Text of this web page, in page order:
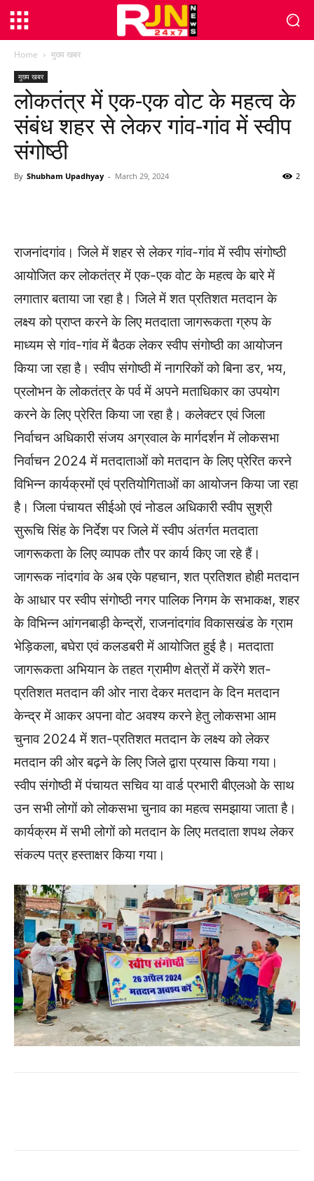
Home मुख्य खबर
मुख्य खबर
लोकतंत्र में एक-एक वोट के महत्व के
संबंध शहर से लेकर गांव-गांव में स्वीप
संगोष्ठी
By Shubham Upadhyay - March 29, 2024 2
राजनांदगांव। जिले में शहर से लेकर गांव-गांव में स्वीप संगोष्ठी
आयोजित कर लोकतंत्र में एक-एक वोट के महत्व के बारे में
लगातार बताया जा रहा है। जिले में शत प्रतिशत मतदान के
लक्ष्य को प्राप्त करने के लिए मतदाता जागरूकता ग्रुप के
माध्यम से गांव-गांव में बैठक लेकर स्वीप संगोष्ठी का आयोजन
किया जा रहा है। स्वीप संगोष्ठी में नागरिकों को बिना डर, भय,
प्रलोभन के लोकतंत्र के पर्व में अपने मताधिकार का उपयोग
करने के लिए प्रेरित किया जा रहा है। कलेक्टर एवं जिला
निर्वाचन अधिकारी संजय अग्रवाल के मार्गदर्शन में लोकसभा
निर्वाचन 2024 में मतदाताओं को मतदान के लिए प्रेरित करने
विभिन्न कार्यक्रमों एवं प्रतियोगिताओं का आयोजन किया जा रहा
है। जिला पंचायत सीईओ एवं नोडल अधिकारी स्वीप सुश्री
सुरूचि सिंह के निर्देश पर जिले में स्वीप अंतर्गत मतदाता
जागरूकता के लिए व्यापक तौर पर कार्य किए जा रहे हैं।
जागरूक नांदगांव के अब एके पहचान, शत प्रतिशत होही मतदान
के आधार पर स्वीप संगोष्ठी नगर पालिक निगम के सभाकक्ष, शहर
के विभिन्न आंगनबाड़ी केन्द्रों, राजनांदगांव विकासखंड के ग्राम
भेड़िकला, बघेरा एवं कलडबरी में आयोजित हुई है। मतदाता
जागरूकता अभियान के तहत ग्रामीण क्षेत्रों में करेंगे शत-
प्रतिशत मतदान की ओर नारा देकर मतदान के दिन मतदान
केन्द्र में आकर अपना वोट अवश्य करने हेतु लोकसभा आम
चुनाव 2024 में शत-प्रतिशत मतदान के लक्ष्य को लेकर
मतदान की ओर बढ़ने के लिए जिले द्वारा प्रयास किया गया।
स्वीप संगोष्ठी में पंचायत सचिव या वार्ड प्रभारी बीएलओ के साथ
उन सभी लोगों को लोकसभा चुनाव का महत्व समझाया जाता है।
कार्यक्रम में सभी लोगों को मतदान के लिए मतदाता शपथ लेकर
संकल्प पत्र हस्ताक्षर किया गया।